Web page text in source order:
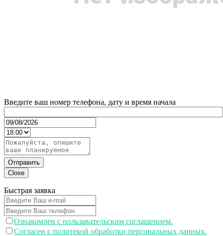
Введите ваш номер телефона, дату и время начала
Отправить
Close
Быстрая заявка
Ознакомлен с пользавательским соглашением.
Согласен с политекой обработки персональных данных.